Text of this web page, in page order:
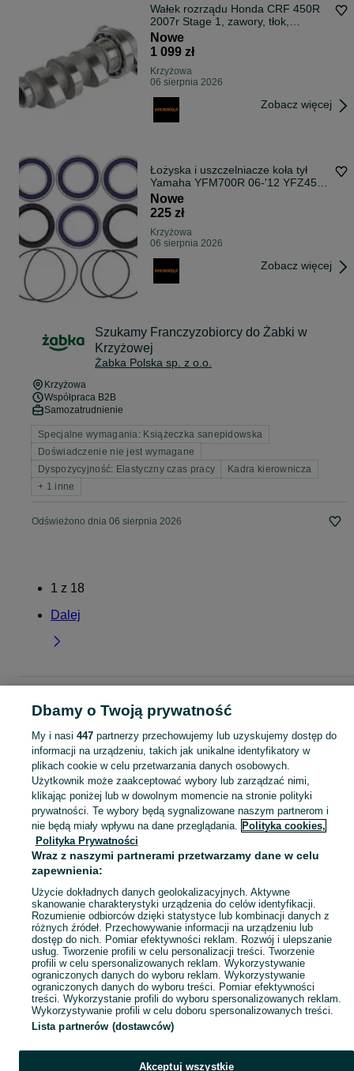
Wałek rozrządu Honda CRF 450R
2007r Stage 1, zawory, tłok,
korbowod
Nowe
1 099 zł
Krzyżowa
06 sierpnia 2026
Zobacz więcej
Łożyska i uszczelniacze koła tył
Yamaha YFM700R 06-'12 YFZ450
06-'09
Nowe
225 zł
Krzyżowa
06 sierpnia 2026
Zobacz więcej
Szukamy Franczyzobiorcy do Żabki w
Krzyżowej
Żabka Polska sp. z o.o.
Krzyżowa
Współpraca B2B
Samozatrudnienie
Specjalne wymagania: Książeczka sanepidowska
Doświadczenie nie jest wymagane
Dyspozycyjność: Elastyczny czas pracy
Kadra kierownicza
+ 1 inne
Odświeżono dnia 06 sierpnia 2026
1 z 18
Dalej
KATEGORIA
Skorzystaj z największego serwisu ogłoszeniowego - Krzyżowa i okolice! Kupuj to, czego pragniesz i sprzedawaj to, czego już nie potrzebujesz! Zobacz
Mapa kategorii
Mapa miejscowości
Mapa ministron
Popularne wyszukiwania
Dbamy o Twoją prywatność
My i nasi 447partnerzy przechowujemy lub uzyskujemy dostęp do
informacji na urządzeniu, takich jak unikalne identyfikatory w
plikach cookie w celu przetwarzania danych osobowych.
Użytkownik może zaakceptować wybory lub zarządzać nimi,
klikając poniżej lub w dowolnym momencie na stronie polityki
prywatności. Te wybory będą sygnalizowane naszym partnerom i
nie będą miały wpływu na dane przeglądania. Polityka cookies,
Polityka Prywatności
Wraz z naszymi partnerami przetwarzamy dane w celu
zapewnienia:
Użycie dokładnych danych geolokalizacyjnych. Aktywne
skanowanie charakterystyki urządzenia do celów identyfikacji.
Rozumienie odbiorców dzięki statystyce lub kombinacji danych z
różnych źródeł. Przechowywanie informacji na urządzeniu lub
dostęp do nich. Pomiar efektywności reklam. Rozwój i ulepszanie
usług. Tworzenie profili w celu personalizacji treści. Tworzenie
profili w celu spersonalizowanych reklam. Wykorzystywanie
ograniczonych danych do wyboru reklam. Wykorzystywanie
ograniczonych danych do wyboru treści. Pomiar efektywności
treści. Wykorzystanie profili do wyboru spersonalizowanych reklam.
Wykorzystywanie profili w celu doboru spersonalizowanych treści.
Lista partnerów (dostawców)
Akceptuj wszystkie